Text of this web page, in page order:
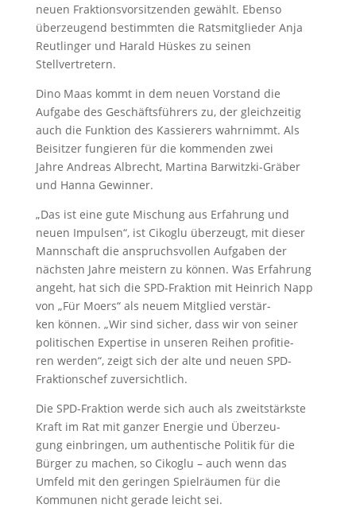
neuen Fraktionsvorsitzenden gewählt. Ebenso
überzeugend bestimmten die Ratsmitglieder Anja
Reutlinger und Harald Hüskes zu seinen
Stellvertretern.
Dino Maas kommt in dem neuen Vorstand die
Aufgabe des Geschäftsführers zu, der gleichzeitig
auch die Funktion des Kassierers wahrnimmt. Als
Beisitzer fungieren für die kommenden zwei
Jahre Andreas Albrecht, Martina Barwitzki-Gräber
und Hanna Gewinner.
„Das ist eine gute Mischung aus Erfahrung und
neuen Impulsen“, ist Cikoglu überzeugt, mit dieser
Mannschaft die anspruchsvollen Aufgaben der
nächsten Jahre meistern zu können. Was Erfahrung
angeht, hat sich die SPD-Fraktion mit Heinrich Napp
von „Für Moers“ als neuem Mitglied verstär-
ken können. „Wir sind sicher, dass wir von seiner
politischen Expertise in unseren Reihen profitie-
ren werden“, zeigt sich der alte und neuen SPD-
Fraktionschef zuversichtlich.
Die SPD-Fraktion werde sich auch als zweitstärkste
Kraft im Rat mit ganzer Energie und Überzeu-
gung einbringen, um authentische Politik für die
Bürger zu machen, so Cikoglu – auch wenn das
Umfeld mit den geringen Spielräumen für die
Kommunen nicht gerade leicht sei.